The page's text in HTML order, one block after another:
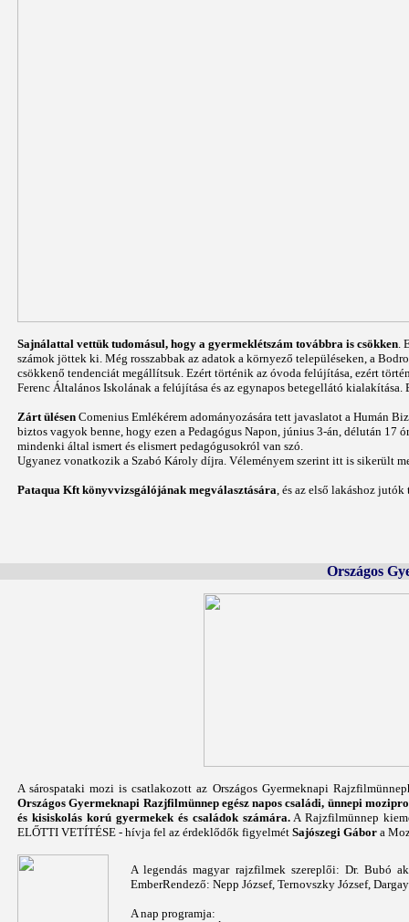
Sajnálattal vettük tudomásul, hogy a gyermeklétszám továbbra is csökken .
számok jöttek ki. Még rosszabbak az adatok a környező településeken, a
csökkenő tendenciát megállítsuk. Ezért történik az óvoda felújítása, ezért
Ferenc Általános Iskolának a felújítása és az egynapos betegellátó
Zárt ülésen Comenius Emlékérem adományozására tett javaslatot a Humán
biztos vagyok benne, hogy ezen a Pedagógus Napon, június 3-án, délután
mindenki által ismert és elismert pedagógusokról van szó.
Ugyanez vonatkozik a Szabó Károly díjra. Véleményem szerint itt is sikerült
Pataqua Kft könyvvizsgálójának megválasztására , és az első lakáshoz
Országos
A sárospataki mozi is csatlakozott az Országos Gyermeknapi
Országos Gyermeknapi Razjfilmünnep egész napos családi, ünnepi
és kisiskolás korú gyermekek és családok számára.A Rajzfilmünnep
ELŐTTI VETÍTÉSE - hívja fel az érdeklődők figyelmét Sajószegi Gábor a
A legendás magyar rajzfilmek szereplői: Dr.
EmberRendező: Nepp József, Ternovszky József,
A nap programja: